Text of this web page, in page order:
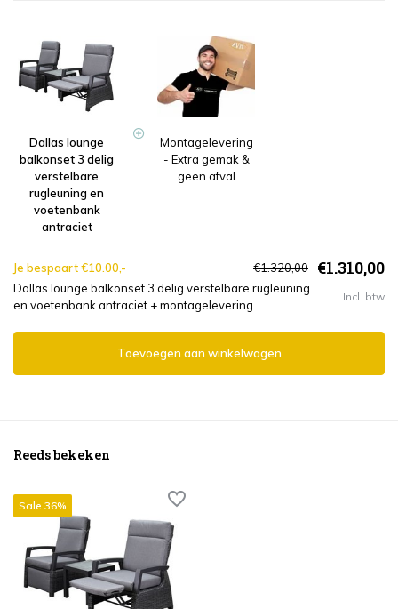
Dallas lounge
balkonset 3 delig
verstelbare
rugleuning en
voetenbank
antraciet
Montagelevering
- Extra gemak &
geen afval
Je bespaart €10.00,- €1.320,00 €1.310,00
Dallas lounge balkonset 3 delig verstelbare rugleuning
en voetenbank antraciet + montagelevering
Incl. btw
Toevoegen aan winkelwagen
Reeds bekeken
Sale 36%